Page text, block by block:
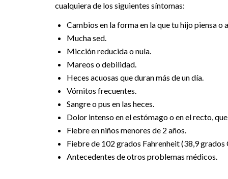
cualquiera de los siguientes síntomas:
Cambios en la forma en la que tu hijo piensa o
Mucha sed.
Micción reducida o nula.
Mareos o debilidad.
Heces acuosas que duran más de un día.
Vómitos frecuentes.
Sangre o pus en las heces.
Dolor intenso en el estómago o en el recto,
Fiebre en niños menores de 2 años.
Fiebre de 102 grados Fahrenheit (38,9
Antecedentes de otros problemas médicos.